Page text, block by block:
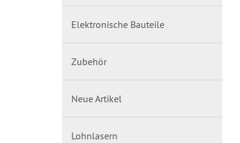
Elektronische Bauteile
Zubehör
Neue Artikel
Lohnlasern